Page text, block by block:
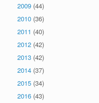
2009 (44)
2010 (36)
2011 (40)
2012 (42)
2013 (42)
2014 (37)
2015 (34)
2016 (43)